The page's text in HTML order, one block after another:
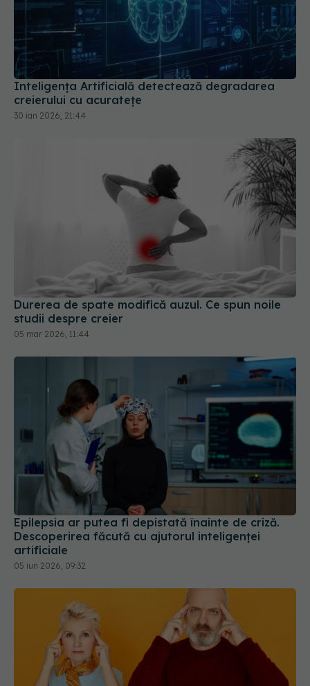
Inteligența Artificială detectează degradarea
creierului cu acuratețe
30 ian 2026, 21:44
Durerea de spate modifică auzul. Ce spun noile
studii despre creier
05 mar 2026, 11:44
Epilepsia ar putea fi depistată înainte de criză.
Descoperirea făcută cu ajutorul inteligenței
artificiale
05 iun 2026, 09:32